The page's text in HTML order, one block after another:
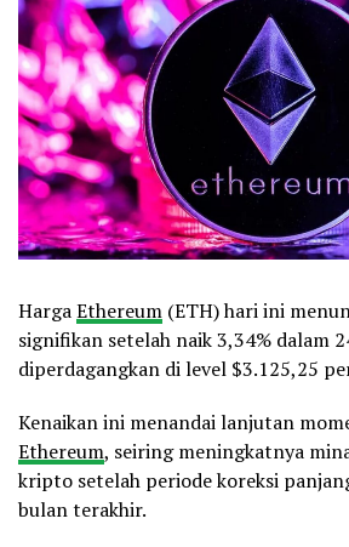
HargaEthereum (ETH) hari ini
signifikan setelah naik 3,34% dalam
diperdagangkan di level $3.125,25
Kenaikan ini menandai lanjutan
Ethereum, seiring meningkatnya
kripto setelah periode koreksi
bulan terakhir.